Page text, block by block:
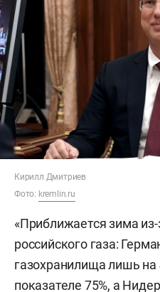
Кирилл Дмитриев
Фото: kremlin.ru
«Приближается зима из-
российского газа:
газохранилища лишь
показателе 75%, а